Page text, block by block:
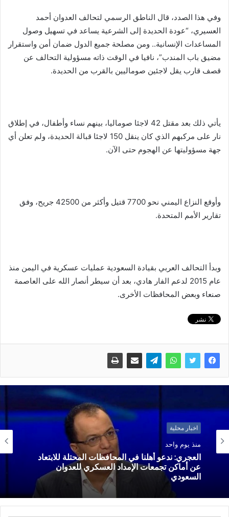
وفي هذا الصدد، قال الناطق الرسمي لتحالف العدوان أحمد
العسيري، “عودة الحديدة إلى الشرعية يساعد في تسهيل وصول
المساعدات الإنسانية.. ومن مصلحة جميع الدول ضمان أمن واستقرار
مضيق باب المندب”، نافيا في الوقت ذاته مسؤولية التحالف عن
قصف قارب يقل لاجئين صوماليين بالقرب من الحديدة.
يأتي ذلك بعد مقتل 42 لاجئا صوماليا، بينهم نساء وأطفال، في إطلاق
نار على مركبهم الذي كان ينقل 150 لاجئا قبالة الحديدة، ولم تعلن أي
جهة مسؤوليتها عن الهجوم حتى الآن.
وأوقع النزاع اليمني نحو 7700 قتيل وأكثر من 42500 جريح، وفق
تقارير الأمم المتحدة.
وبدأ التحالف العربي بقيادة السعودية عمليات عسكرية في اليمن منذ
عام 2015 لدعم الفار هادي، بعد أن سيطر أنصار الله على العاصمة
صنعاء وبعض المحافظات الأخرى.
اخبار محلية
منذ يوم واحد
العجري: ندعو أهلنا في المحافظات المحتلة للابتعاد
عن أماكن تجمعات الإمداد العسكري للعدوان
السعودي